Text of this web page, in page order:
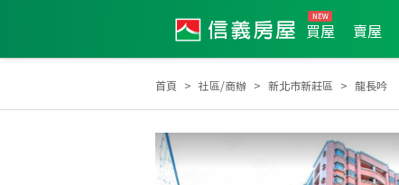
買屋 賣屋
首頁 社區/商辦 新北市新莊區 龍長吟